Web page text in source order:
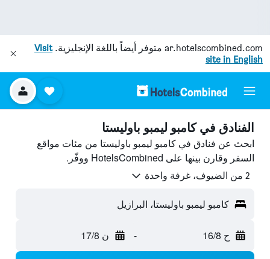
ar.hotelscombined.com متوفر أيضاً باللغة الإنجليزية.Visit
site in English
الفنادق في كامبو ليمبو باوليستا
ابحث عن فنادق في كامبو ليمبو باوليستا من مئات مواقع
السفر وقارن بينها على HotelsCombined ووفّر.
2 من الضيوف، غرفة واحدة
كامبو ليمبو باوليستا، البرازيل
ح 16/8 - ن 17/8